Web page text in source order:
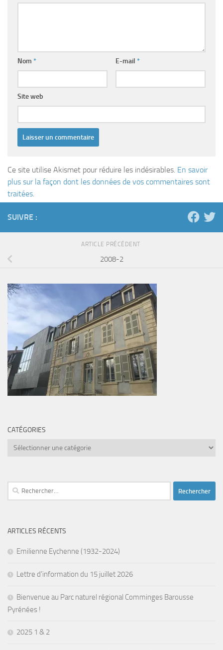
Nom * E-mail *
Site web
Ce site utilise Akismet pour réduire les indésirables. En savoir
plus sur la façon dont les données de vos commentaires sont
traitées.
SUIVRE :
ARTICLE PRÉCÉDENT
2008-2
CATÉGORIES
Catégories
Rechercher :
ARTICLES RÉCENTS
Emilienne Eychenne (1932-2024)
Lettre d’information du 15 juillet 2026
Bienvenue au Parc naturel régional Comminges Barousse
Pyrénées !
2025 1 & 2